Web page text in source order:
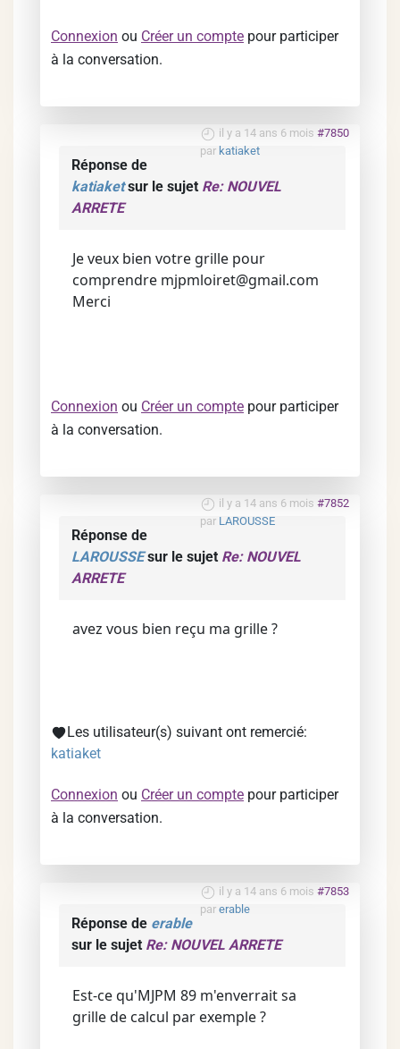
Connexion ou Créer un compte pour participer
à la conversation.
il y a 14 ans 6 mois #7850
par katiaket
Réponse de
katiaketsur le sujet Re: NOUVEL
ARRETE
Je veux bien votre grille pour
comprendre mjpmloiret@gmail.com
Merci
Connexion ou Créer un compte pour participer
à la conversation.
il y a 14 ans 6 mois #7852
par LAROUSSE
Réponse de
LAROUSSEsur le sujet Re: NOUVEL
ARRETE
avez vous bien reçu ma grille ?
Les utilisateur(s) suivant ont remercié:
katiaket
Connexion ou Créer un compte pour participer
à la conversation.
il y a 14 ans 6 mois #7853
par erable
Réponse de erable
sur le sujet Re: NOUVEL ARRETE
Est-ce qu'MJPM 89 m'enverrait sa
grille de calcul par exemple ?